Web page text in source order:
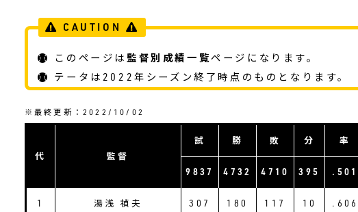
CAUTION
このページは 監督別成績一覧ページになります。
テータは2022年シーズン終了時点のものとなります。
※最終更新：2022/10/02
代 監督
試 勝 敗 分
率
9837
4732 4710 395 .501
1 湯浅 禎夫 307 180 117 10 .606